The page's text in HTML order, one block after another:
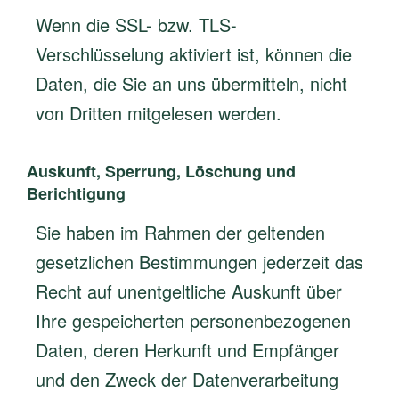
Wenn die SSL- bzw. TLS-
Verschlüsselung aktiviert ist, können die
Daten, die Sie an uns übermitteln, nicht
von Dritten mitgelesen werden.
Auskunft, Sperrung, Löschung und
Berichtigung
Sie haben im Rahmen der geltenden
gesetzlichen Bestimmungen jederzeit das
Recht auf unentgeltliche Auskunft über
Ihre gespeicherten personenbezogenen
Daten, deren Herkunft und Empfänger
und den Zweck der Datenverarbeitung